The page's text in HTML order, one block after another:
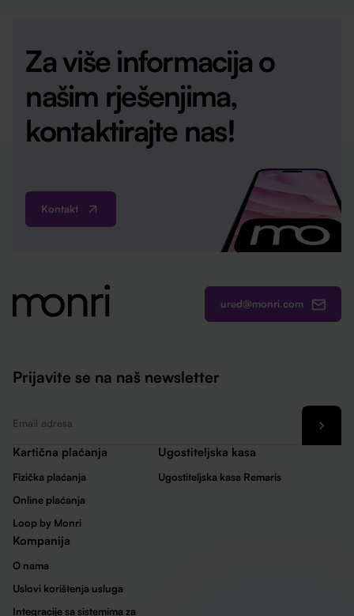
Za više informacija o
našim rješenjima,
kontaktirajte nas!
Kontakt
ured@monri.com
Prijavite se na naš newsletter
Kartična plaćanja
Fizička plaćanja
Online plaćanja
Loop by Monri
Ugostiteljska kasa
Ugostiteljska kasa Remaris
Kompanija
O nama
Uslovi korištenja usluga
Integracije sa sistemima za